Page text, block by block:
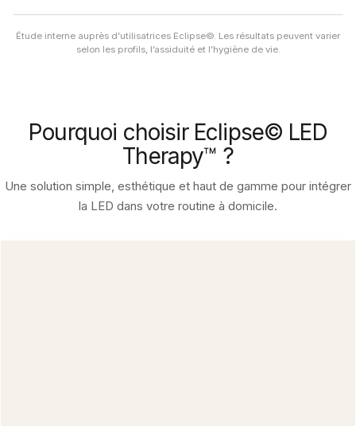
Étude interne auprès d’utilisatrices Eclipse©. Les résultats peuvent varier
selon les profils, l’assiduité et l’hygiène de vie.
Pourquoi choisir Eclipse© LED
Therapy™ ?
Une solution simple, esthétique et haut de gamme pour intégrer
la LED dans votre routine à domicile.